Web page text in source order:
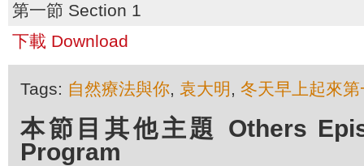
第一節 Section 1
下載 Download
Tags: 自然療法與你, 袁大明 , 冬天早上起來
本節目其他主題 Others
Program